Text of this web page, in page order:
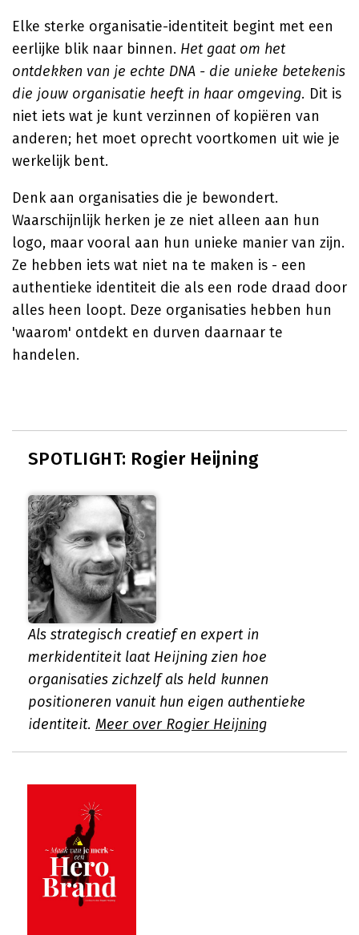
Elke sterke organisatie-identiteit begint met een
eerlijke blik naar binnen. Het gaat om het
ontdekken van je echte DNA - die unieke betekenis
die jouw organisatie heeft in haar omgeving. Dit is
niet iets wat je kunt verzinnen of kopiëren van
anderen; het moet oprecht voortkomen uit wie je
werkelijk bent.
Denk aan organisaties die je bewondert.
Waarschijnlijk herken je ze niet alleen aan hun
logo, maar vooral aan hun unieke manier van zijn.
Ze hebben iets wat niet na te maken is - een
authentieke identiteit die als een rode draad door
alles heen loopt. Deze organisaties hebben hun
'waarom' ontdekt en durven daarnaar te
handelen.
SPOTLIGHT: Rogier Heijning
Als strategisch creatief en expert in
merkidentiteit laat Heijning zien hoe
organisaties zichzelf als held kunnen
positioneren vanuit hun eigen authentieke
identiteit. Meer over Rogier Heijning